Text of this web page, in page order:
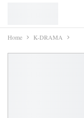
Home K-DRAMA